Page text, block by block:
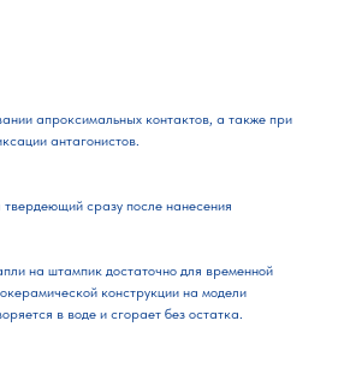
апроксимальных контактов, а также при
антагонистов.
твердеющий сразу после нанесения
на штампик достаточно для временной
конструкции на модели
в воде и сгорает без остатка.